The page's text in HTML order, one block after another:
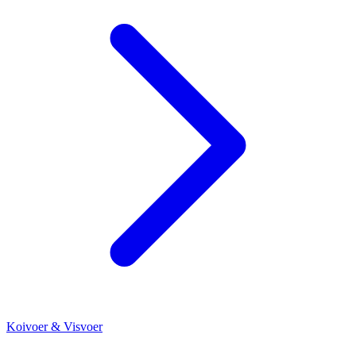
Koivoer & Visvoer